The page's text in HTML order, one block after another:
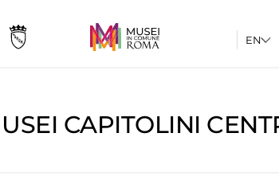
CAPITOLINI